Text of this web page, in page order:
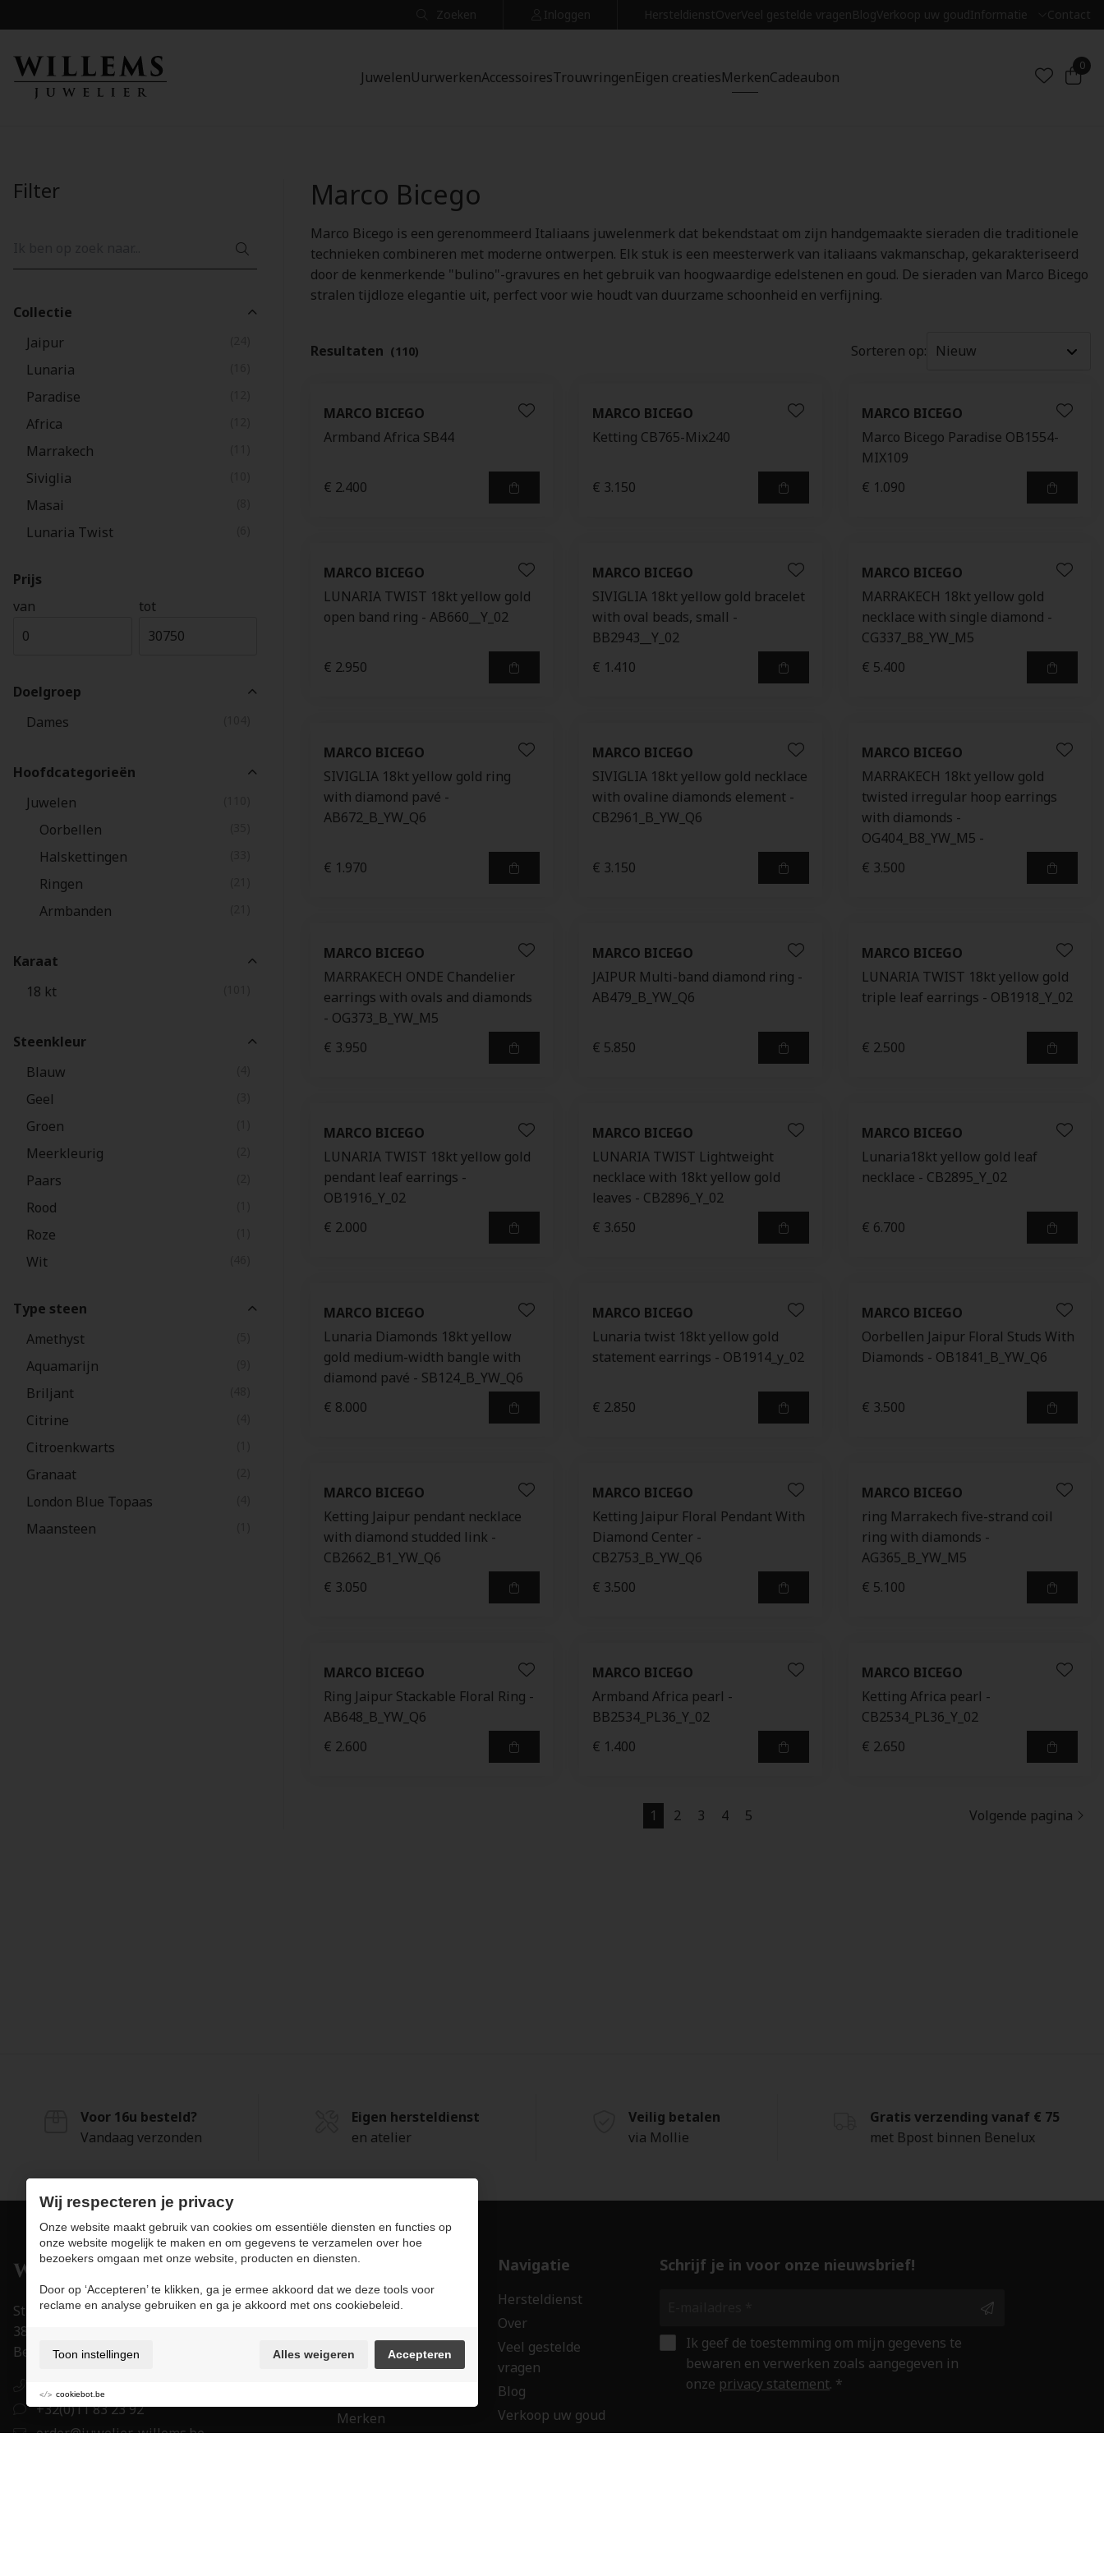
Zoeken Inloggen HersteldienstOverVeel gestelde vragenBlogVerkoop uw goudInformatie Contact
JuwelenUurwerkenAccessoiresTrouwringenEigen creatiesMerkenCadeaubon
0
Filter
Collectie
Jaipur
Lunaria
Paradise
Africa
Marrakech
Siviglia
Masai
Lunaria Twist
Delicati
Prijs
van
tot
Doelgroep
Dames
Hoofdcategorieën
Juwelen
Oorbellen
Halskettingen
Ringen
Armbanden
Karaat
18 kt
Steenkleur
Blauw
Geel
Groen
Meerkleurig
Paars
Rood
Roze
Wit
Type steen
Amethyst
Aquamarijn
Briljant
Citrine
Citroenkwarts
Granaat
London Blue Topaas
Maansteen
Marco Bicego
Marco Bicego is een gerenommeerd Italiaans juwelenmerk dat bekendstaat om zijn handgemaakte sieraden die traditionele
technieken combineren met moderne ontwerpen. Elk stuk is een meesterwerk van italiaans vakmanschap, gekarakteriseerd
door de kenmerkende "bulino"-gravures en het gebruik van hoogwaardige edelstenen en goud. De sieraden van Marco Bicego
stralen tijdloze elegantie uit, perfect voor wie houdt van duurzame schoonheid en verfijning.
Resultaten (110) Sorteren op:
MARCO BICEGO
Armband Africa SB44
€ 2.400
MARCO BICEGO
Ketting CB765-Mix240
€ 3.150
MARCO BICEGO
Marco Bicego Paradise OB1554-
MIX109
€ 1.090
MARCO BICEGO
LUNARIA TWIST 18kt yellow gold
open band ring - AB660__Y_02
€ 2.950
MARCO BICEGO
SIVIGLIA 18kt yellow gold bracelet
with oval beads, small -
BB2943__Y_02
€ 1.410
MARCO BICEGO
MARRAKECH 18kt yellow gold
necklace with single diamond -
CG337_B8_YW_M5
€ 5.400
MARCO BICEGO
SIVIGLIA 18kt yellow gold ring
with diamond pavé -
AB672_B_YW_Q6
€ 1.970
MARCO BICEGO
SIVIGLIA 18kt yellow gold necklace
with ovaline diamonds element -
CB2961_B_YW_Q6
€ 3.150
MARCO BICEGO
MARRAKECH 18kt yellow gold
twisted irregular hoop earrings
with diamonds -
OG404_B8_YW_M5 -
€ 3.500
MARCO BICEGO
MARRAKECH ONDE Chandelier
earrings with ovals and diamonds
- OG373_B_YW_M5
€ 3.950
MARCO BICEGO
JAIPUR Multi-band diamond ring -
AB479_B_YW_Q6
€ 5.850
MARCO BICEGO
LUNARIA TWIST 18kt yellow gold
triple leaf earrings - OB1918_Y_02
€ 2.500
MARCO BICEGO
LUNARIA TWIST 18kt yellow gold
pendant leaf earrings -
OB1916_Y_02
€ 2.000
MARCO BICEGO
LUNARIA TWIST Lightweight
necklace with 18kt yellow gold
leaves - CB2896_Y_02
€ 3.650
MARCO BICEGO
Lunaria18kt yellow gold leaf
necklace - CB2895_Y_02
€ 6.700
MARCO BICEGO
Lunaria Diamonds 18kt yellow
gold medium-width bangle with
diamond pavé - SB124_B_YW_Q6
€ 8.000
MARCO BICEGO
Lunaria twist 18kt yellow gold
statement earrings - OB1914_y_02
€ 2.850
MARCO BICEGO
Oorbellen Jaipur Floral Studs With
Diamonds - OB1841_B_YW_Q6
€ 3.500
MARCO BICEGO
Ketting Jaipur pendant necklace
with diamond studded link -
CB2662_B1_YW_Q6
€ 3.050
MARCO BICEGO
Ketting Jaipur Floral Pendant With
Diamond Center -
CB2753_B_YW_Q6
€ 3.500
MARCO BICEGO
ring Marrakech five-strand coil
ring with diamonds -
AG365_B_YW_M5
€ 5.100
MARCO BICEGO
Ring Jaipur Stackable Floral Ring -
AB648_B_YW_Q6
€ 2.600
MARCO BICEGO
Armband Africa pearl -
BB2534_PL36_Y_02
€ 1.400
MARCO BICEGO
Ketting Africa pearl -
CB2534_PL36_Y_02
€ 2.650
1 2 3 4 5 Volgende pagina
Voor 16u besteld?
Vandaag verzonden
Eigen hersteldienst
en atelier
Veilig betalen
via Mollie
Gratis verzending vanaf € 75
met Bpost binnen Benelux
Stapelstraat 15-17
3800 Sint-Truiden
België
+32(0)11 83 23 92
order@juwelier-willems.be
Producten
Juwelen
Accessoires
Trouwringen
Merken
Navigatie
Hersteldienst
Over
Veel gestelde
vragen
Blog
Verkoop uw goud
Contact
Schrijf je in voor onze nieuwsbrief!
Ik geef de toestemming om mijn gegevens te
bewaren en verwerken zoals aangegeven in
onze privacy statement. *
Wij respecteren je privacy
Onze website maakt gebruik van cookies om essentiële diensten en functies op
onze website mogelijk te maken en om gegevens te verzamelen over hoe
bezoekers omgaan met onze website, producten en diensten.
Door op ‘Accepteren’ te klikken, ga je ermee akkoord dat we deze tools voor
reclame en analyse gebruiken en ga je akkoord met ons cookiebeleid.
Toon instellingen Alles weigeren Accepteren
cookiebot.be